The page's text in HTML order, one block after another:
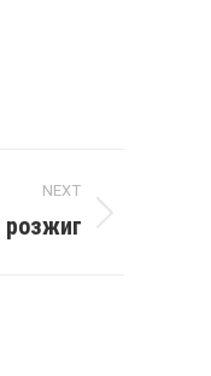
NEXT
розжиг